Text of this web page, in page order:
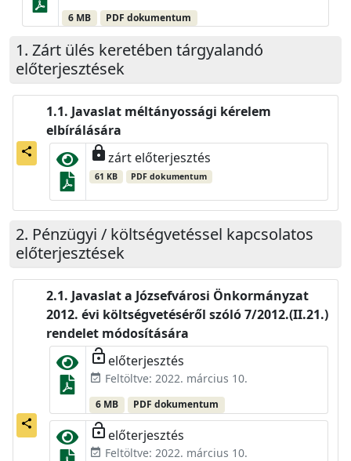
6 MB PDF dokumentum
Zárt ülés keretében tárgyalandó
előterjesztések
share
Javaslat méltányossági kérelem
elbírálására
lockzárt előterjesztés
61 KB PDF dokumentum
Pénzügyi / költségvetéssel kapcsolatos
előterjesztések
share
Javaslat a Józsefvárosi Önkormányzat
2012. évi költségvetéséről szóló 7/2012.(II.21.)
rendelet módosítására
lock_open előterjesztés
event_available Feltöltve: 2022. március 10.
6 MB PDF dokumentum
lock_open előterjesztés
event_available Feltöltve: 2022. március 10.